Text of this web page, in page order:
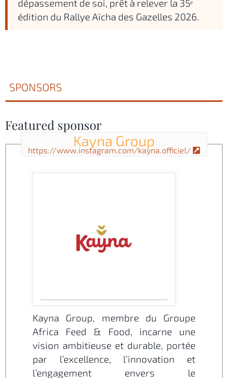
dépassement de soi, prêt à relever la 35ᵉ
édition du Rallye Aïcha des Gazelles 2026.
SPONSORS
Featured sponsor
Kayna Group
https://www.instagram.com/kayna.officiel/
Kayna Group, membre du Groupe
Africa Feed & Food, incarne une
vision ambitieuse et durable, portée
par l’excellence, l’innovation et
l’engagement envers le